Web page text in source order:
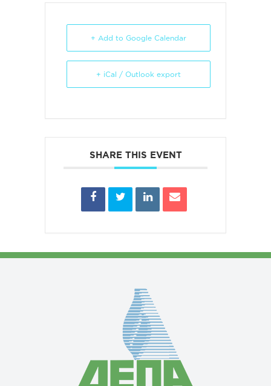
+ Add to Google Calendar
+ iCal / Outlook export
SHARE THIS EVENT